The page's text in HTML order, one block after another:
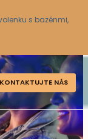
s bazénmi,
KONTAKTUJTE NÁS